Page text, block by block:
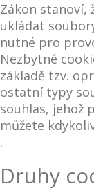
Zákon stanoví,
ukládat
nutné pro
Nezbytné
základě tzv.
ostatní typy
souhlas, jehož
můžete
.
Druhy